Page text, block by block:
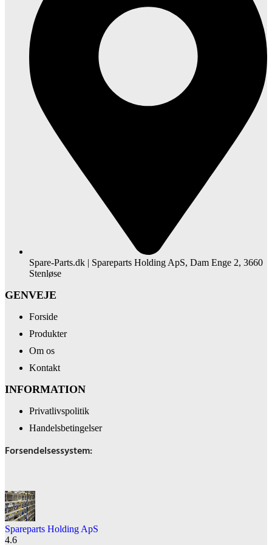
Spare-Parts.dk | Spareparts Holding ApS, Dam Enge 2, 3660
Stenløse
GENVEJE
Forside
Produkter
Om os
Kontakt
INFORMATION
Privatlivspolitik
Handelsbetingelser
Forsendelsessystem:
Spareparts Holding ApS
4.6